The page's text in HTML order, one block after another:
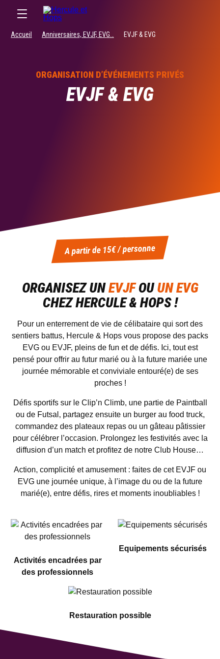
Accueil Anniversaires, EVJF, EVG… EVJF & EVG
ORGANISATION D’ÉVÉNEMENTS PRIVÉS
EVJF & EVG
A partir de 15€ / personne
ORGANISEZ UNEVJFOUUN EVG
CHEZ HERCULE & HOPS !
Pour un enterrement de vie de célibataire qui sort des
sentiers battus, Hercule & Hops vous propose des packs
EVG ou EVJF, pleins de fun et de défis. Ici, tout est
pensé pour offrir au futur marié ou à la future mariée une
journée mémorable et conviviale entouré(e) de ses
proches !
Défis sportifs sur le Clip’n Climb, une partie de Paintball
ou de Futsal, partagez ensuite un burger au food truck,
commandez des plateaux repas ou un gâteau pâtissier
pour célébrer l’occasion. Prolongez les festivités avec la
diffusion d’un match et profitez de notre Club House…
Action, complicité et amusement : faites de cet EVJF ou
EVG une journée unique, à l’image du ou de la future
marié(e), entre défis, rires et moments inoubliables !
Activités encadrées par
des professionnels
Equipements sécurisés
Restauration possible